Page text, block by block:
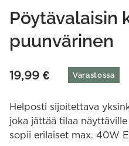
Pöytävalaisin
puunvärinen
19,99 € Varastossa
Helposti sijoitettava
joka jättää tilaa
sopii erilaiset max. 40W